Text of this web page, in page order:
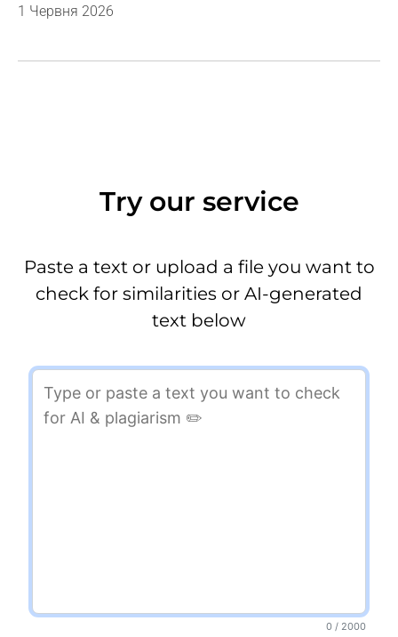
1 Червня 2026
Try our service
Paste a text or upload a file you want to
check for similarities or AI-generated
text below